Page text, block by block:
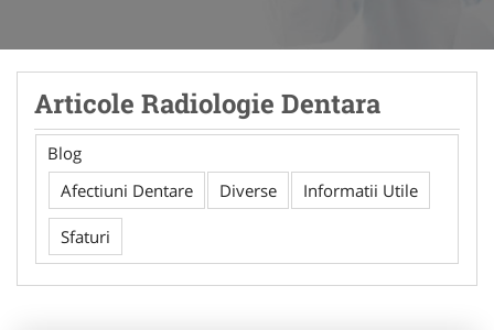
Articole Radiologie Dentara
Blog
Afectiuni Dentare
Diverse Informatii Utile
Sfaturi